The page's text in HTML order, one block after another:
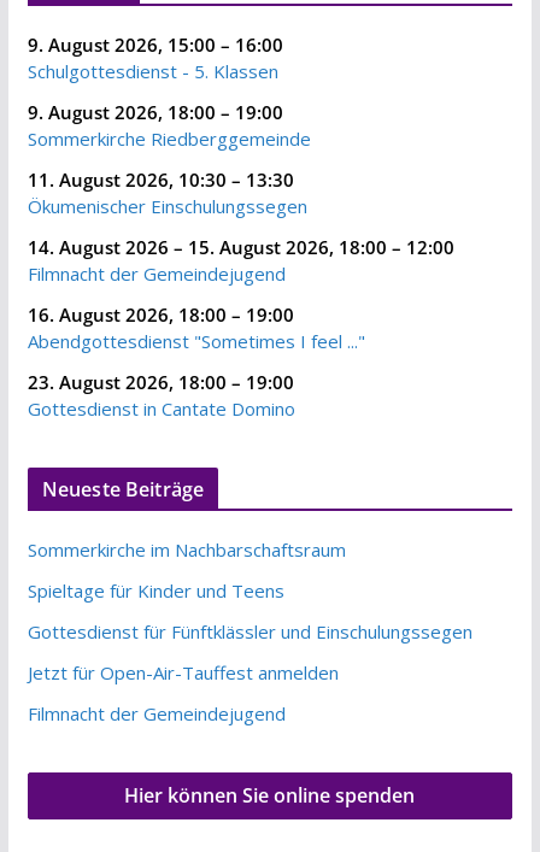
9. August 2026, 15:00 – 16:00
Schulgottesdienst - 5. Klassen
9. August 2026, 18:00 – 19:00
Sommerkirche Riedberggemeinde
11. August 2026, 10:30 – 13:30
Ökumenischer Einschulungssegen
14. August 2026 – 15. August 2026, 18:00 – 12:00
Filmnacht der Gemeindejugend
16. August 2026, 18:00 – 19:00
Abendgottesdienst "Sometimes I feel ..."
23. August 2026, 18:00 – 19:00
Gottesdienst in Cantate Domino
Neueste Beiträge
Sommerkirche im Nachbarschaftsraum
Spieltage für Kinder und Teens
Gottesdienst für Fünftklässler und Einschulungssegen
Jetzt für Open-Air-Tauffest anmelden
Filmnacht der Gemeindejugend
Hier können Sie online spenden